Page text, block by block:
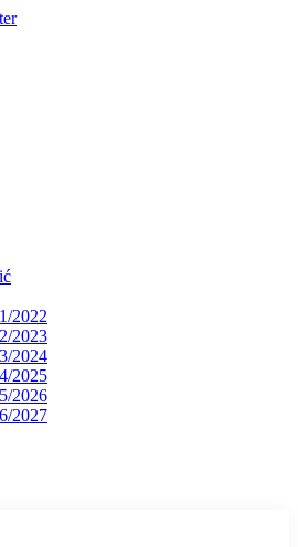
2022
2023
2024
2025
2026
2027